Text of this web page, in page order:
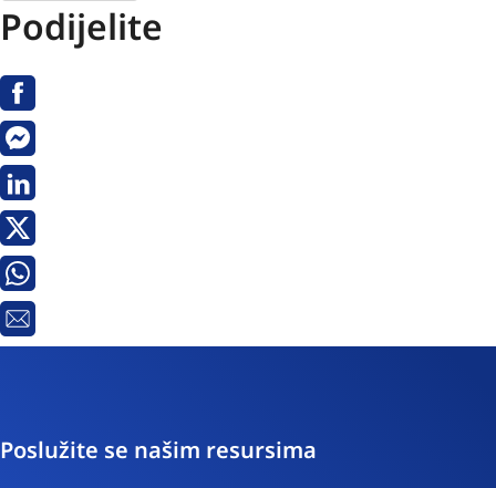
Podijelite
Facebook
Messenger
Linkedin
X
Whatsapp
E-
Poslužite se našim resursima